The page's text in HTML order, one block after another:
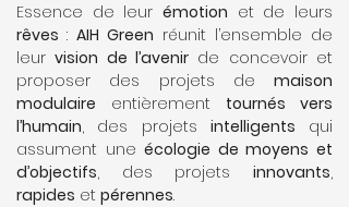
Essence de leur émotion et de leurs
rêves : AIH Green réunit l’ensemble de
leurvision de l’avenir de concevoir et
proposer des projets de maison
modulaire entièrement tournés vers
l’humain, des projets intelligents qui
assument uneécologie de moyens et
d’objectifs, des projets innovants,
rapides et pérennes.